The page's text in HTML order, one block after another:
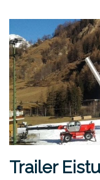
Trailer